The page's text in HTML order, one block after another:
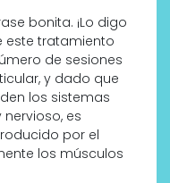
bonita. ¡Lo digo
este tratamiento
de sesiones
y dado que
los sistemas
es
por el
los músculos